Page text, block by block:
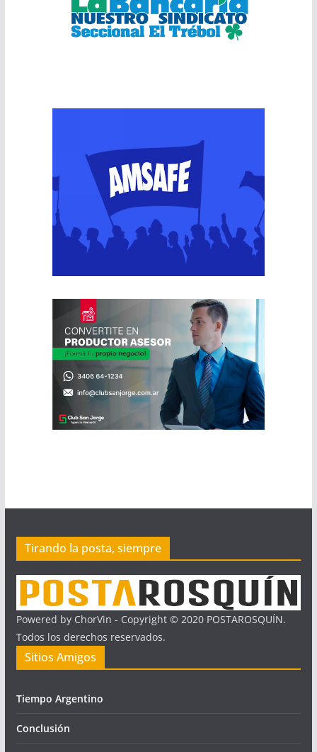
Tirando la posta, siempre
Powered by ChorVin - Copyright © 2020 POSTAROSQUÍN.
Todos los derechos reservados.
Sitios Amigos
Tiempo Argentino
Conclusión